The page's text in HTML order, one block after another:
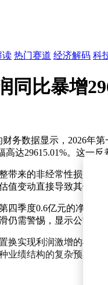
读 热门赛道 经济解码 科
同比暴增
务数据显示，2026年
达29615.01%。这一反
带来的非经常性损益
值变动直接导致其他非
四季度0.6亿元的净利
仍需警惕，显示公司核
换实现利润激增的模式
业绩结构的复杂预期。